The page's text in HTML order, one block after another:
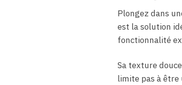
Plongez dans
est la solution
fonctionnalité
Sa texture
limite pas à